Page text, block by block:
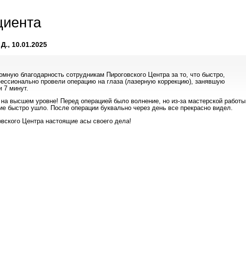
10.01.2025
благодарность сотрудникам Пироговского Центра за то, что быстро,
провели операцию на глаза (лазерную коррекцию), занявшую
7 минут.
высшем уровне! Перед операцией было волнение, но из-за мастерской работы
быстро ушло. После операции буквально через день все прекрасно видел.
Центра настоящие асы своего дела!